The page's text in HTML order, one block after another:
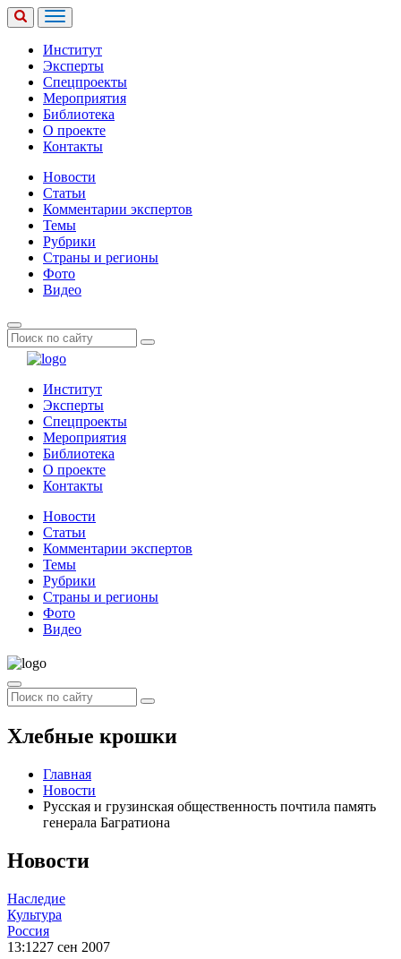
Институт
Эксперты
Спецпроекты
Мероприятия
Библиотека
О проекте
Контакты
Новости
Статьи
Комментарии экспертов
Темы
Рубрики
Страны и регионы
Фото
Видео
Институт
Эксперты
Спецпроекты
Мероприятия
Библиотека
О проекте
Контакты
Новости
Статьи
Комментарии экспертов
Темы
Рубрики
Страны и регионы
Фото
Видео
Хлебные крошки
Главная
Новости
Русская и грузинская общественность почтила память
генерала Багратиона
Новости
Наследие
Культура
Россия
13:1227 сен 2007